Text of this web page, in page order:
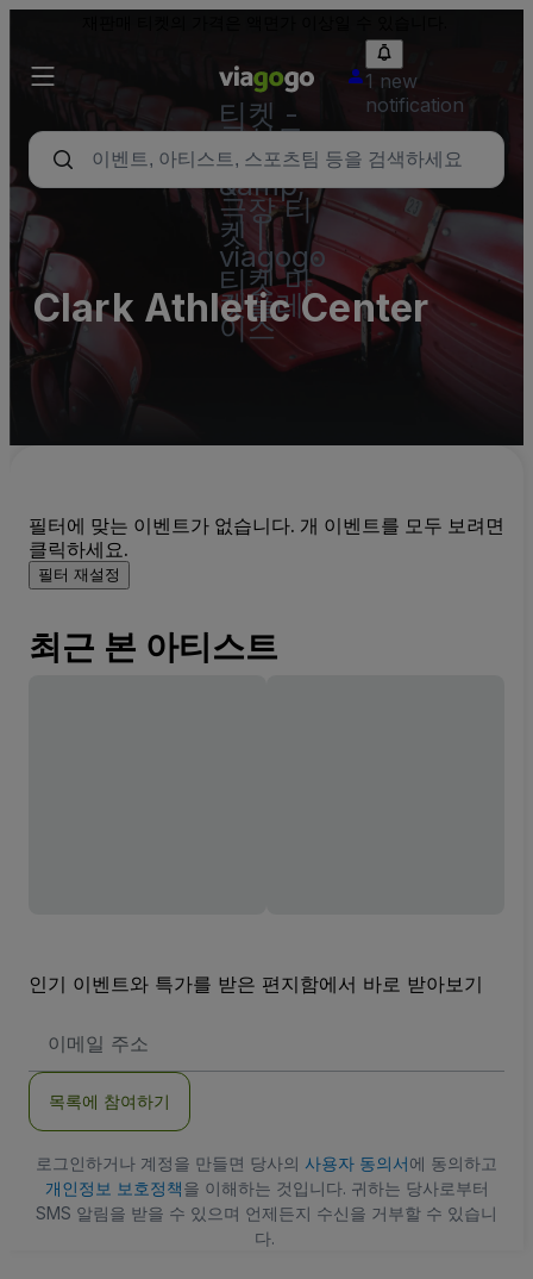
티켓 -
콘서트,
스포츠
&amp;
극장 티
켓 |
viagogo
티켓 마
켓플레
이스
1 new
notification
Clark Athletic Center
필터에 맞는 이벤트가 없습니다. 개 이벤트를 모두 보려면
클릭하세요.
필터 재설정
최근 본 아티스트
인기 이벤트와 특가를 받은 편지함에서 바로 받아보기
메
소
목록에 참여하기
로그인하거나 계정을 만들면 당사의 사용자 동의서에 동의하고
개인정보 보호정책을 이해하는 것입니다. 귀하는 당사로부터
SMS 알림을 받을 수 있으며 언제든지 수신을 거부할 수 있습니
다.